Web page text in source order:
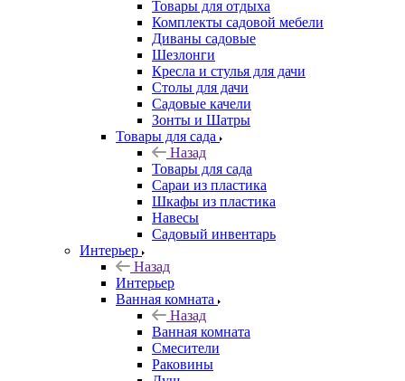
Товары для отдыха
Комплекты садовой мебели
Диваны садовые
Шезлонги
Кресла и стулья для дачи
Столы для дачи
Садовые качели
Зонты и Шатры
Товары для сада
Назад
Товары для сада
Сараи из пластика
Шкафы из пластика
Навесы
Садовый инвентарь
Интерьер
Назад
Интерьер
Ванная комната
Назад
Ванная комната
Смесители
Раковины